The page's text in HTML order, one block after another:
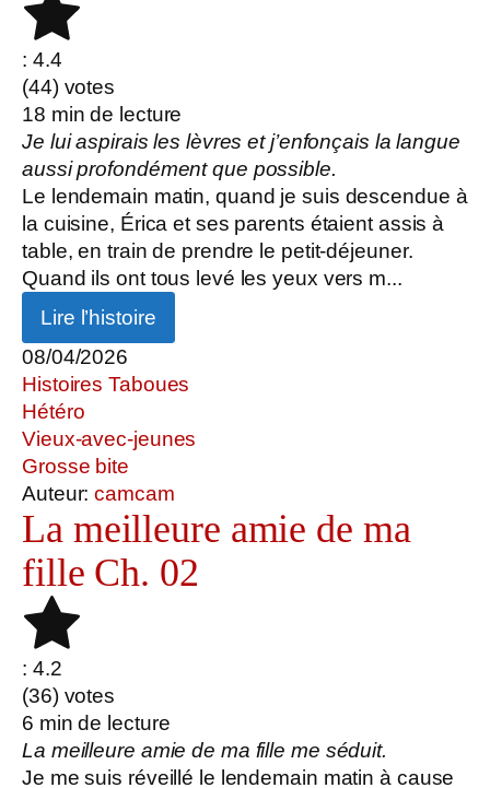
: 4.4
(44) votes
18 min de lecture
Je lui aspirais les lèvres et j’enfonçais la langue
aussi profondément que possible.
Le lendemain matin, quand je suis descendue à
la cuisine, Érica et ses parents étaient assis à
table, en train de prendre le petit-déjeuner.
Quand ils ont tous levé les yeux vers m...
Lire l’histoire
08/04/2026
Histoires Taboues
Hétéro
Vieux-avec-jeunes
Grosse bite
Auteur:camcam
La meilleure amie de ma
fille Ch. 02
: 4.2
(36) votes
6 min de lecture
La meilleure amie de ma fille me séduit.
Je me suis réveillé le lendemain matin à cause